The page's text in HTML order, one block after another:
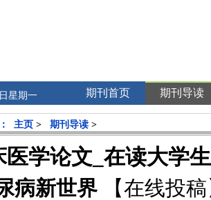
星期一 期刊首页 期刊导读
主页 > 期刊导读 >
医学论文_在读大学
病新世界
【在线投